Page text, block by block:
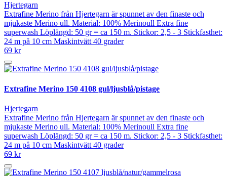
Hjertegarn
Extrafine Merino från Hjertegarn är spunnet av den finaste och
mjukaste Merino ull. Material: 100% Merinoull Extra fine
superwash Löplängd: 50 gr = ca 150 m. Stickor: 2,5 - 3 Stickfasthet:
24 m på 10 cm Maskintvätt 40 grader
69 kr
Extrafine Merino 150 4108 gul/ljusblå/pistage
Hjertegarn
Extrafine Merino från Hjertegarn är spunnet av den finaste och
mjukaste Merino ull. Material: 100% Merinoull Extra fine
superwash Löplängd: 50 gr = ca 150 m. Stickor: 2,5 - 3 Stickfasthet:
24 m på 10 cm Maskintvätt 40 grader
69 kr